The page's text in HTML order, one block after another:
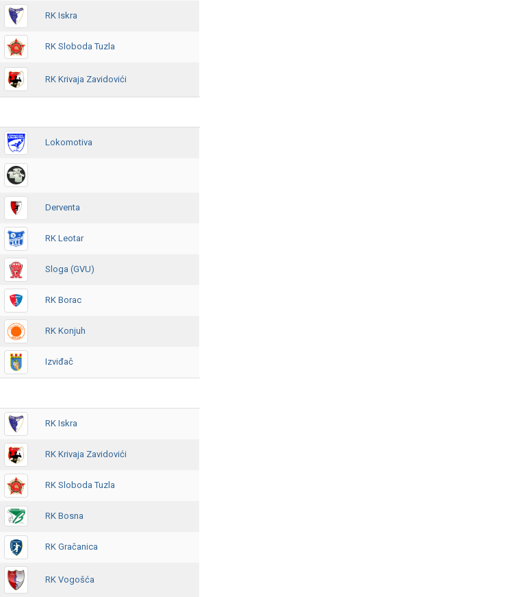
RK Iskra
RK Sloboda Tuzla
RK Krivaja Zavidovići
Lokomotiva
Derventa
RK Leotar
Sloga (GVU)
RK Borac
RK Konjuh
Izviđač
RK Iskra
RK Krivaja Zavidovići
RK Sloboda Tuzla
RK Bosna
RK Gračanica
RK Vogošća